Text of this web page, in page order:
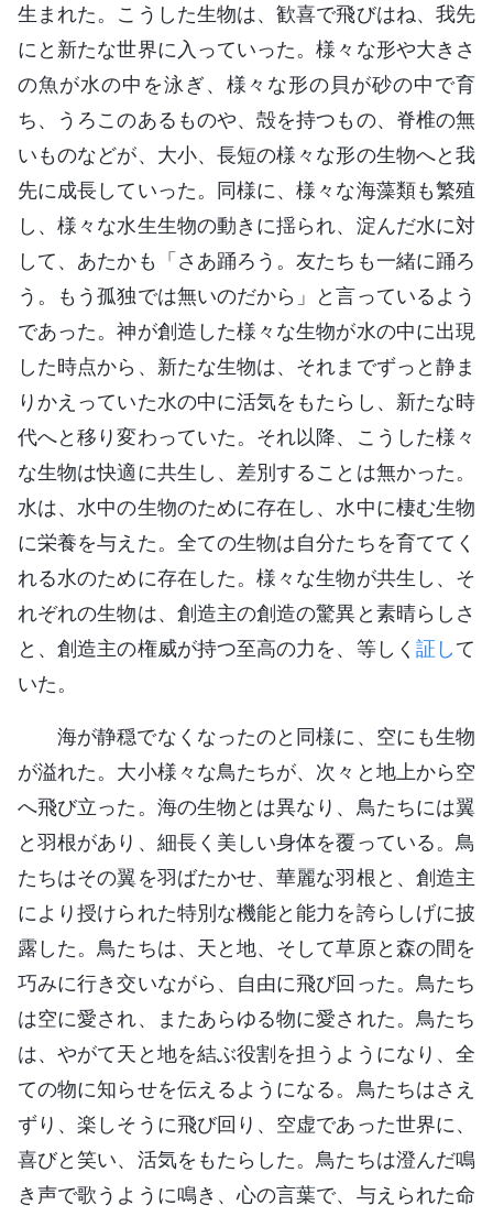
生まれた。こうした生物は、歓喜で飛びはね、我先
にと新たな世界に入っていった。様々な形や大きさ
の魚が水の中を泳ぎ、様々な形の貝が砂の中で育
ち、うろこのあるものや、殻を持つもの、脊椎の無
いものなどが、大小、長短の様々な形の生物へと我
先に成長していった。同様に、様々な海藻類も繁殖
し、様々な水生生物の動きに揺られ、淀んだ水に対
して、あたかも「さあ踊ろう。友たちも一緒に踊ろ
う。もう孤独では無いのだから」と言っているよう
であった。神が創造した様々な生物が水の中に出現
した時点から、新たな生物は、それまでずっと静ま
りかえっていた水の中に活気をもたらし、新たな時
代へと移り変わっていた。それ以降、こうした様々
な生物は快適に共生し、差別することは無かった。
水は、水中の生物のために存在し、水中に棲む生物
に栄養を与えた。全ての生物は自分たちを育ててく
れる水のために存在した。様々な生物が共生し、そ
れぞれの生物は、創造主の創造の驚異と素晴らしさ
と、創造主の権威が持つ至高の力を、等しく 証して
いた。
海が静穏でなくなったのと同様に、空にも生物
が溢れた。大小様々な鳥たちが、次々と地上から空
へ飛び立った。海の生物とは異なり、鳥たちには翼
と羽根があり、細長く美しい身体を覆っている。鳥
たちはその翼を羽ばたかせ、華麗な羽根と、創造主
により授けられた特別な機能と能力を誇らしげに披
露した。鳥たちは、天と地、そして草原と森の間を
巧みに行き交いながら、自由に飛び回った。鳥たち
は空に愛され、またあらゆる物に愛された。鳥たち
は、やがて天と地を結ぶ役割を担うようになり、全
ての物に知らせを伝えるようになる。鳥たちはさえ
ずり、楽しそうに飛び回り、空虚であった世界に、
喜びと笑い、活気をもたらした。鳥たちは澄んだ鳴
き声で歌うように鳴き、心の言葉で、与えられた命